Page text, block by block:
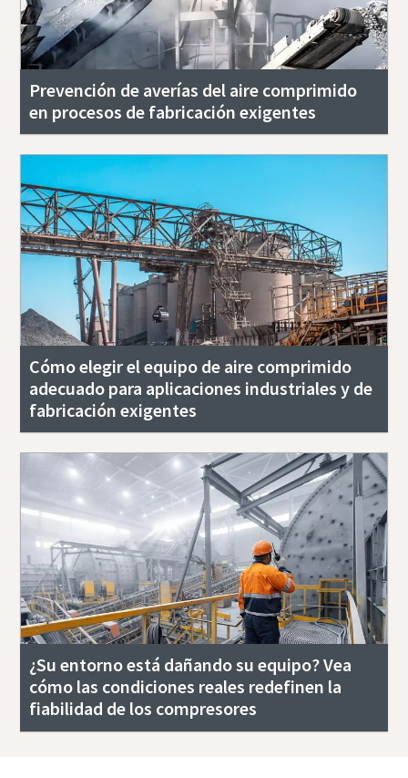
Prevención de averías del aire comprimido
en procesos de fabricación exigentes
Cómo elegir el equipo de aire comprimido
adecuado para aplicaciones industriales y de
fabricación exigentes
¿Su entorno está dañando su equipo? Vea
cómo las condiciones reales redefinen la
fiabilidad de los compresores